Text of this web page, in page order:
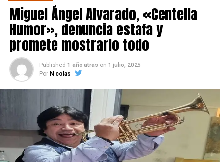
Miguel Ángel Alvarado, «Centella
Humor», denuncia estafa y
promete mostrarlo todo
Published 1 año atras on 1 julio, 2025
Por Nicolas